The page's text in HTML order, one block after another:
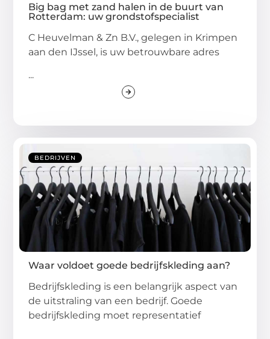
Big bag met zand halen in de buurt van
Rotterdam: uw grondstofspecialist
C Heuvelman & Zn B.V., gelegen in Krimpen
aan den IJssel, is uw betrouwbare adres
...
BEDRIJVEN
Waar voldoet goede bedrijfskleding aan?
Bedrijfskleding is een belangrijk aspect van
de uitstraling van een bedrijf. Goede
bedrijfskleding moet representatief